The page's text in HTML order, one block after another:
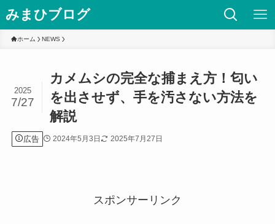
みまひブログ
ホーム NEWS
カメムシの完全な捕まえ方！匂い
を出させず、手を汚さない方法を
解説
2025
7/27
広告 2024年5月3日 2025年7月27日
スポンサーリンク